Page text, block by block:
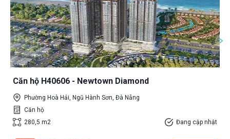
Căn hộ H40606 - Newtown Diamond
Phường Hoà Hải, Ngũ Hành Sơn, Đà Nẵng
Căn hộ
280,5 m2
Đang cập nhật